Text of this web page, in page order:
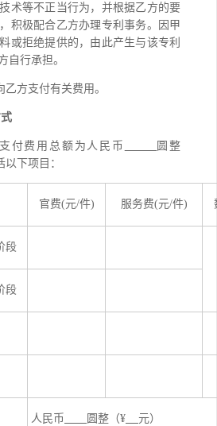
术等不正当行为，并根据乙方的要
积极配合乙方办理专利事务。因甲
或拒绝提供的，由此产生与该专利
自行承担。
方支付有关费用。
付费用 总额为 人民币
圆整
以下项目：
官费(元/件) 服务费(元/件)
段
段
人民币 圆整（¥ 元）